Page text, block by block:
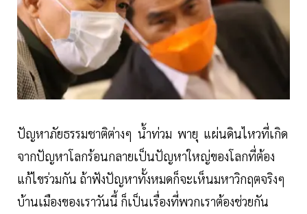
ปัญหาภัยธรรมชาติต่างๆ น้ำท่วม พายุ แผ่นดินไหวที่เกิด
จากปัญหาโลกร้อนกลายเป็นปัญหาใหญ่ของโลกที่ต้อง
แก้ไขร่วมกัน ถ้าฟังปัญหาทั้งหมดก็จะเห็นมหาวิกฤตจริงๆ
บ้านเมืองของเราวันนี้ ก็เป็นเรื่องที่พวกเราต้องช่วยกัน